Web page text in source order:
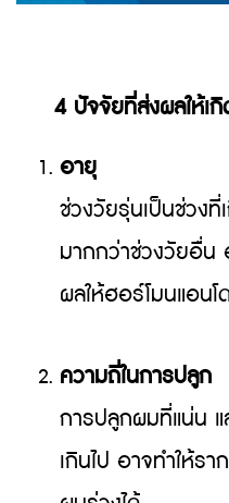
4 ปัจจัยที่ส่งผลให้เกิด
อายุ
ช่วงวัยรุ่นเป็นช่วงที่
มากกว่าช่วงวัยอื่น
ผลให้ฮอร์โมนแอนโ
ความถี่ในการปลูก
การปลูกผมที่แน่น
เกินไป อาจทำให้ร